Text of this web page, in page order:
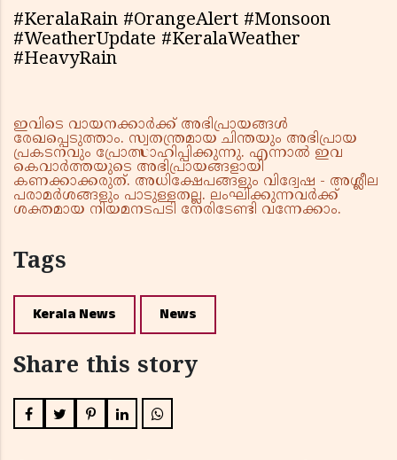
#KeralaRain #OrangeAlert #Monsoon
#WeatherUpdate #KeralaWeather
#HeavyRain
ഇവിടെ വായനക്കാർക്ക് അഭിപ്രായങ്ങൾ
രേഖപ്പെടുത്താം. സ്വതന്ത്രമായ ചിന്തയും അഭിപ്രായ
പ്രകടനവും പ്രോത്സാഹിപ്പിക്കുന്നു. എന്നാൽ ഇവ
കെവാർത്തയുടെ അഭിപ്രായങ്ങളായി
കണക്കാക്കരുത്. അധിക്ഷേപങ്ങളും വിദ്വേഷ - അശ്ലീല
പരാമർശങ്ങളും പാടുള്ളതല്ല. ലംഘിക്കുന്നവർക്ക്
ശക്തമായ നിയമനടപടി നേരിടേണ്ടി വന്നേക്കാം.
Tags
Kerala News News
Share this story